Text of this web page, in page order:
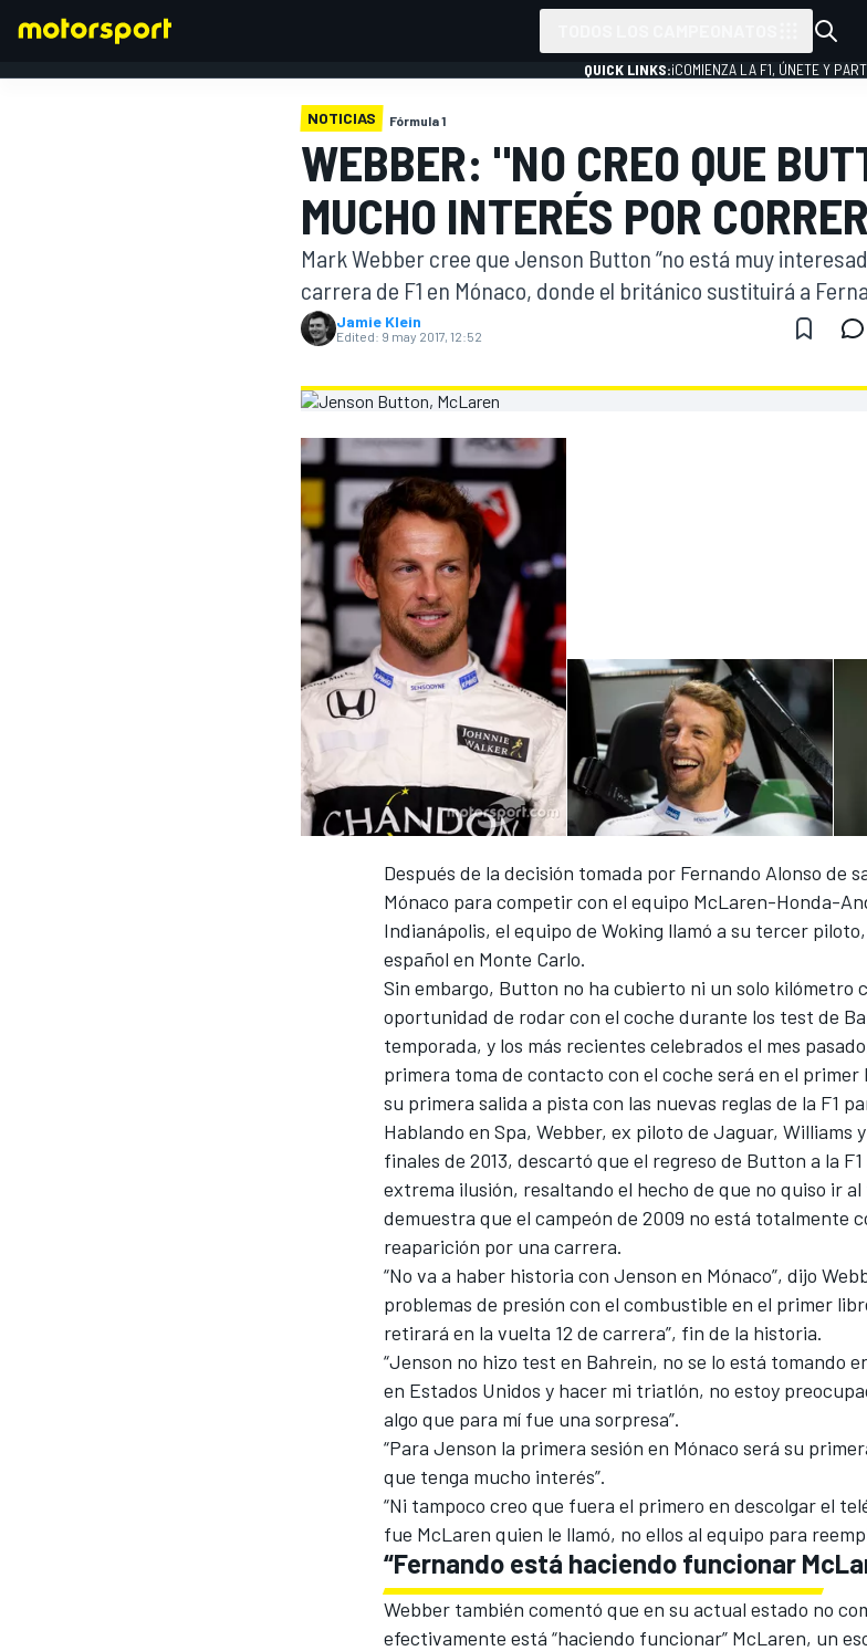
MOTO
SPORTSCAR TURISMO
QUICK LINKS:¡COMIENZA LA F1, ÚNETE Y
NOTICIAS Fórmula 1
WEBBER: "NO CREO QUE
MUCHO INTERÉS POR
Mark Webber cree que Jenson Button “no está muy
carrera de F1 en Mónaco, donde el británico sustituirá a
Jamie Klein
Edited: 9 may 2017, 12:52
Después de la decisión tomada por Fernando Alonso de
Mónaco para competir con el equipo McLaren-Honda-
Indianápolis, el equipo de Woking llamó a su tercer
español en Monte Carlo.
Sin embargo, Button no ha cubierto ni un solo kilómetro
oportunidad de rodar con el coche durante los test de
temporada, y los más recientes celebrados el mes
primera toma de contacto con el coche será en el primer
su primera salida a pista con las nuevas reglas de la F1
Hablando en Spa, Webber, ex piloto de Jaguar, Williams
finales de 2013, descartó que el regreso de Button a la F1
extrema ilusión, resaltando el hecho de que no quiso ir
demuestra que el campeón de 2009 no está totalmente
reaparición por una carrera.
“No va a haber historia con Jenson en Mónaco”, dijo
problemas de presión con el combustible en el primer
retirará en la vuelta 12 de carrera”, fin de la historia.
“Jenson no hizo test en Bahrein, no se lo está tomando
en Estados Unidos y hacer mi triatlón, no estoy
algo que para mí fue una sorpresa”.
“Para Jenson la primera sesión en Mónaco será su
que tenga mucho interés”.
“Ni tampoco creo que fuera el primero en descolgar el
fue McLaren quien le llamó, no ellos al equipo para
“Fernando está haciendo funcionar
Webber también comentó que en su actual estado no
efectivamente está “haciendo funcionar” McLaren, un